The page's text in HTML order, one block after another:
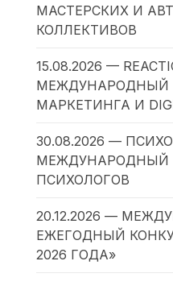
МАСТЕРСКИХ И
КОЛЛЕКТИВОВ
15.08.2026 —
МЕЖДУНАРОДНЫЙ
МАРКЕТИНГА И
30.08.2026 —
МЕЖДУНАРОДНЫЙ
ПСИХОЛОГОВ
20.12.2026 —
ЕЖЕГОДНЫЙ
2026 ГОДА»